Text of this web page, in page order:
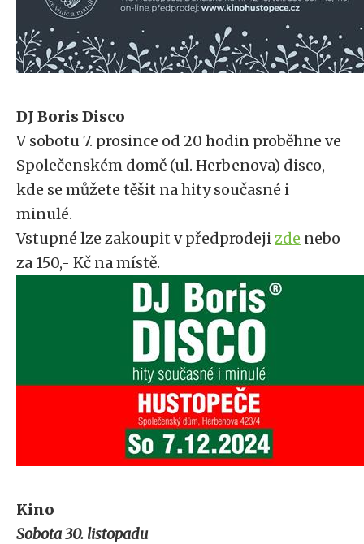
DJ Boris Disco
V sobotu 7. prosince od 20 hodin proběhne ve
Společenském domě (ul. Herbenova) disco,
kde se můžete těšit na hity současné i
minulé.
Vstupné lze zakoupit v předprodejizde nebo
za 150,- Kč na místě.
Kino
Sobota 30. listopadu